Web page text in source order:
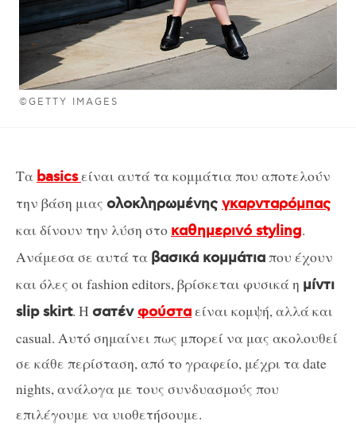
©GETTY IMAGES
Τα basicsείναι αυτά τα κομμάτια που αποτελούν
την βάση μιας ολοκληρωμένης γκαρνταρόμπας
και δίνουν την λύση στο καθημερινό styling.
Ανάμεσα σε αυτά τα βασικά κομμάτιαπου έχουν
και όλες οι fashion editors, βρίσκεται φυσικά η μίντι
slip skirt. Η σατένφούσταείναι κομψή, αλλά και
casual. Αυτό σημαίνει πως μπορεί να μας ακολουθεί
σε κάθε περίσταση, από το γραφείο, μέχρι τα date
nights, ανάλογα με τους συνδυασμούς που
επιλέγουμε να υιοθετήσουμε.